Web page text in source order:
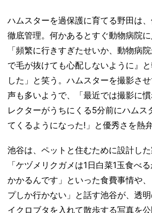
ハムスターを過保護に育てる野田は
徹底管理。何かあるとすぐ動物病院
「頻繁に行きすぎたせいか、動物病
で毛が抜けても心配しないように』
した」と笑う。ハムスターを撮影さ
声も多いようで、「最近では撮影に
レクターがうちにくる5分前にハムス
てくるようになった!」と優秀さを熱弁
池谷は、ペットと住むために設計した
「ケヅメリクガメは1日白菜1玉食べ
かかるんです」といった食費事情や
プしか行かない」と話す池谷が、透
イクロブタを入れて散歩する写真を